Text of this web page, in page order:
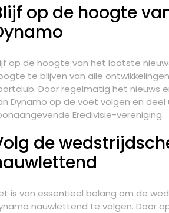
op de hoogte
op de hoogte van het laatste
te blijven van alle
Door regelmatig het nieuws
Dynamo op de voet volgen en
Eredivisie-vereniging.
de
is van essentieel belang om de
nauwlettend te volgen. Door